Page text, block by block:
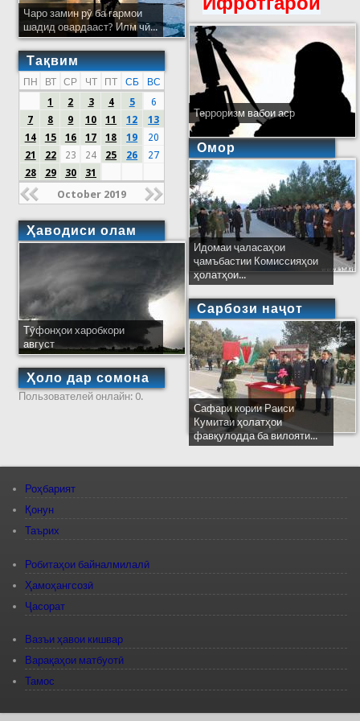
Чаро замин рӯ ба гармои
шадид овардааст? Илм чӣ...
Тақвим
ПН ВТ СР ЧТ ПТ СБ
ВС
1
2 3 4 5
6
7
8 9 10 11 12
13
14
15 16 17 18 19
20
21
22 23 24 25 26
27
28
29 30 31
October 2019
Ҳаводиси олам
Тӯфонҳои харобкори
август
Ҳоло дар сомона
Пользователей онлайн: 0.
Терроризм вабои аср
Омор
Идомаи ҷаласаҳои
ҷамъбастии Комиссияҳои
ҳолатҳои...
Сарбози наҷот
Сафари кории Раиси
Кумитаи ҳолатҳои
фавқулодда ба вилояти...
Роҳбарият
Қонун
Таърих
Робитаҳои байналмилалӣ
Ҳамоҳангсозӣ
Ҷасорат
Вазъи ҳавои кишвар
Варақаҳои матбуотӣ
Тамос